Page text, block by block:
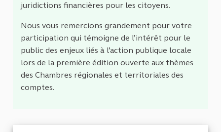
juridictions financières pour les citoyens.
Nous vous remercions grandement pour votre
participation qui témoigne de l’intérêt pour le
public des enjeux liés à l’action publique locale
lors de la première édition ouverte aux thèmes
des Chambres régionales et territoriales des
comptes.